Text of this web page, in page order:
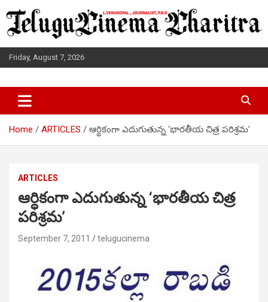
to
content
Friday, August 7, 2026
TELUGUCINEMA CHARITRA
Home ARTICLES ఆర్ధికంగా ఎదుగుతున్న ‘భారతీయ చిత్ర పరిశ్రమ’
ARTICLES
ఆర్ధికంగా ఎదుగుతున్న ‘భారతీయ చిత్ర
పరిశ్రమ’
September 7, 2011 telugucinema